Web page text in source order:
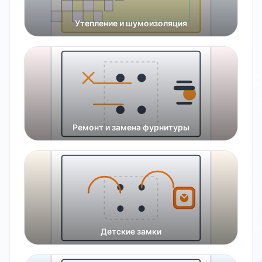
Утепление и шумоизоляция
Ремонт и замена фурнитуры
Детские замки